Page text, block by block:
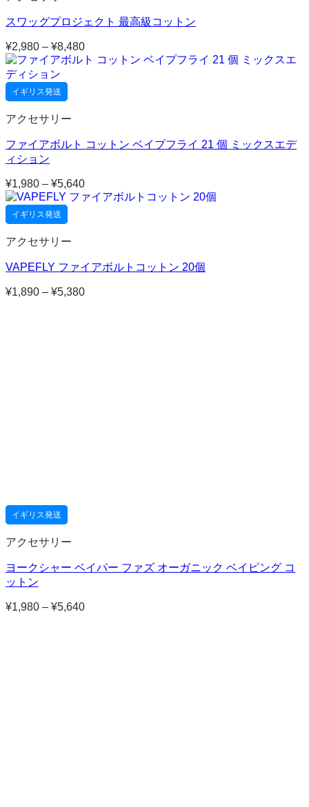
スワッグプロジェクト 最高級コットン
¥2,980 – ¥8,480価
格
イギリス発送
アクセサリー
ファイアボルト コットン ベイプフライ 21 個 ミックスエデ
ィション
¥1,980 – ¥5,640価
格
イギリス発送
アクセサリー
VAPEFLY ファイアボルトコットン 20個
¥1,890 – ¥5,380価
イギリス発送
アクセサリー
ヨークシャー ベイパー ファズ オーガニック ベイピング コ
ットン
¥1,980 – ¥5,640価